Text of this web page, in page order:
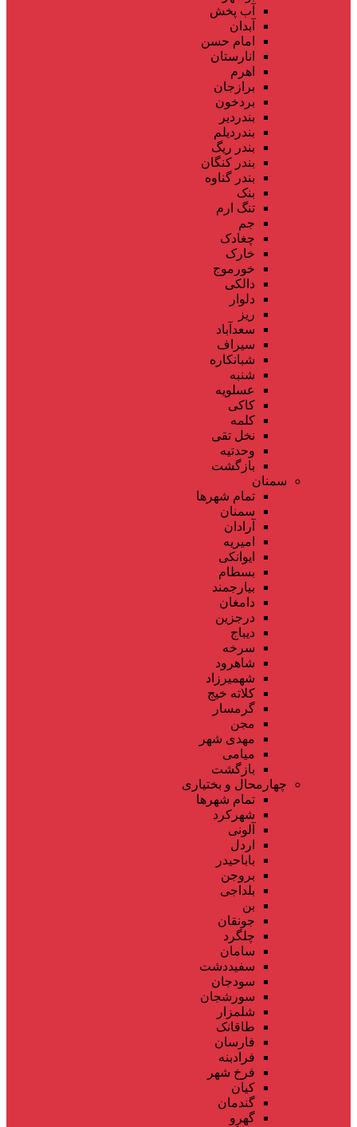
آب پخش
آبدان
امام حسن
انارستان
اهرم
برازجان
بردخون
بندردیر
بندردیلم
بندر ریگ
بندر کنگان
بندر گناوه
بنک
تنگ ارم
جم
چغادک
خارک
خورموج
دالکی
دلوار
ریز
سعدآباد
سیراف
شبانکاره
شنبه
عسلویه
کاکی
کلمه
نخل تقی
وحدتیه
بازگشت
سمنان
تمام شهر‌ها
سمنان
آرادان
امیریه
ایوانکی
بسطام
بیارجمند
دامغان
درجزین
دیباج
سرخه
شاهرود
شهمیرزاد
کلاته خیج
گرمسار
مجن
مهدی شهر
میامی
بازگشت
چهارمحال و بختیاری
تمام شهر‌ها
شهرکرد
آلونی
اردل
باباحیدر
بروجن
بلداجی
بن
جونقان
چلگرد
سامان
سفیددشت
سودجان
سورشجان
شلمزار
طاقانک
فارسان
فرادبنه
فرخ شهر
کیان
گندمان
گهرو